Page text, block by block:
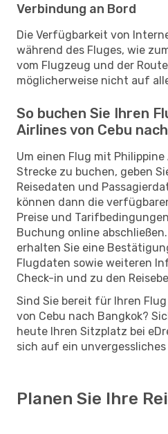
Verbindung an Bord
Die Verfügbarkeit von
während des Fluges, wie
vom Flugzeug und der
möglicherweise nicht auf
So buchen Sie Ihren
Airlines von Cebu
Um einen Flug mit
Strecke zu buchen, geben
Reisedaten und
können dann die
Preise und
Buchung online
erhalten Sie eine
Flugdaten sowie weiteren
Check-in und zu den
Sind Sie bereit für Ihren
von Cebu nach Bangkok?
heute Ihren Sitzplatz bei
sich auf ein
Planen Sie Ihre